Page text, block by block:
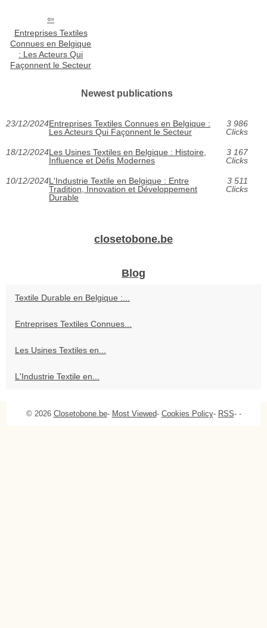
Entreprises Textiles
Connues en Belgique
: Les Acteurs Qui
Façonnent le Secteur
Newest publications
23/12/2024Entreprises Textiles Connues en Belgique :
Les Acteurs Qui Façonnent le Secteur
3 986
Clicks
18/12/2024Les Usines Textiles en Belgique : Histoire,
Influence et Défis Modernes
3 167
Clicks
10/12/2024L'Industrie Textile en Belgique : Entre
Tradition, Innovation et Développement
Durable
3 511
Clicks
closetobone.be
Blog
Textile Durable en Belgique :...
Entreprises Textiles Connues...
Les Usines Textiles en...
L'Industrie Textile en...
© 2026 Closetobone.be- Most Viewed- Cookies Policy- RSS- -